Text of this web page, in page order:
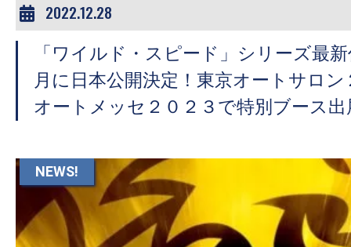
2022.12.28
「ワイルド・スピード」シリーズ最
月に日本公開決定！東京オートサロン
オートメッセ２０２３で特別ブース出
NEWS!